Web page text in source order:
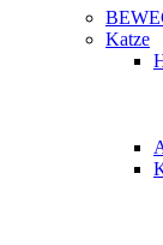
Katze